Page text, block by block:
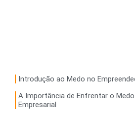
Introdução ao Medo no
A Importância de Enfrentar o
Empresarial